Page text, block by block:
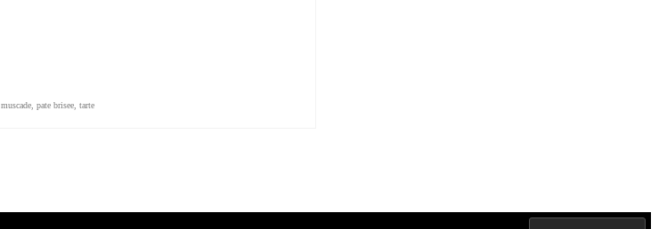
muscade, pate brisee, tarte